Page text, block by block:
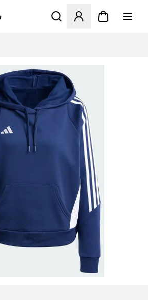
Abre un modal para iniciar